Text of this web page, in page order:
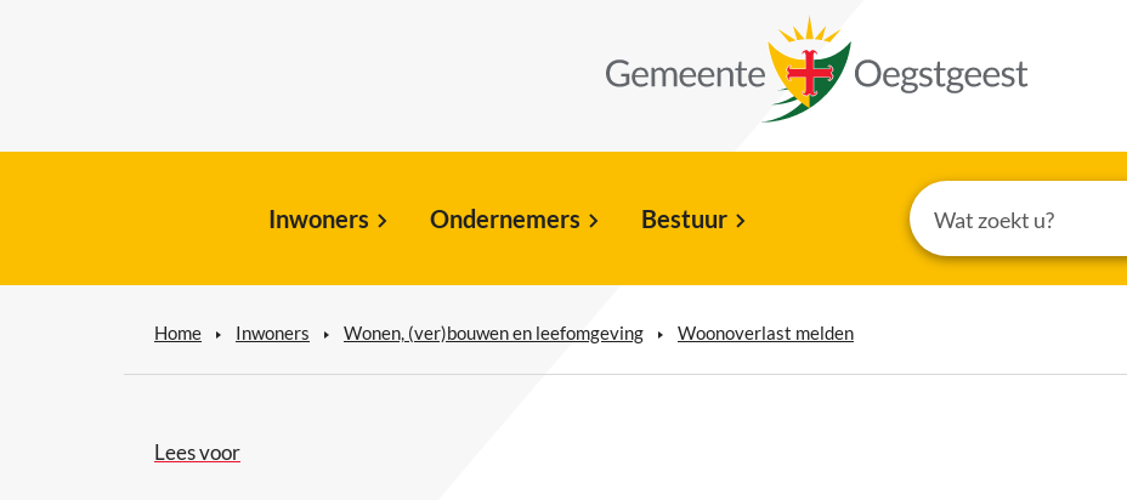
Inwoners Ondernemers Bestuur
Home Inwoners Wonen, (ver)bouwen en leefomgeving Woonoverlast melden
Lees voor